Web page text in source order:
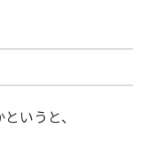
いうと、